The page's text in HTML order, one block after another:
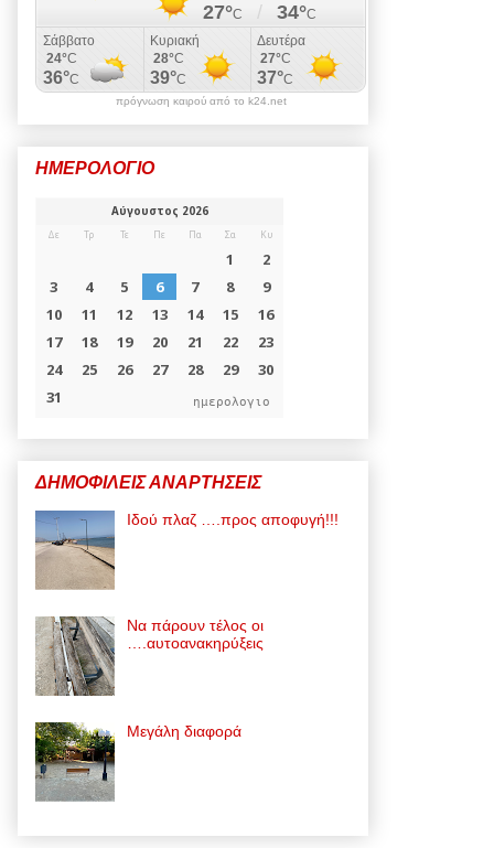
πρόγνωση καιρού από το k24.net
ΗΜΕΡΟΛΟΓΙΟ
ημερολογιο
ΔΗΜΟΦΙΛΕΙΣ ΑΝΑΡΤΗΣΕΙΣ
Ιδού πλαζ ….προς αποφυγή!!!
Να πάρουν τέλος οι
….αυτοανακηρύξεις
Μεγάλη διαφορά